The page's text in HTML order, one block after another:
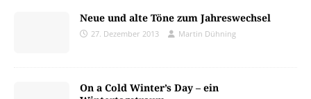
Neue und alte Töne zum Jahreswechsel
27. Dezember 2013 Martin Dühning
On a Cold Winter’s Day – ein